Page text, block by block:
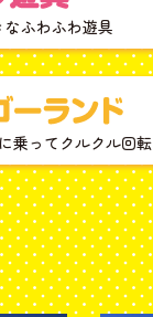
ふわふわ遊具
乗ってクルクル回転